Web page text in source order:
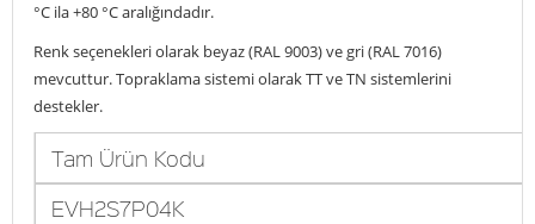
°C ila +80 °C aralığındadır.
Renk seçenekleri olarak beyaz (RAL 9003) ve gri (RAL 7016)
mevcuttur. Topraklama sistemi olarak TT ve TN sistemlerini
destekler.
Tam Ürün Kodu
EVH2S7P04K